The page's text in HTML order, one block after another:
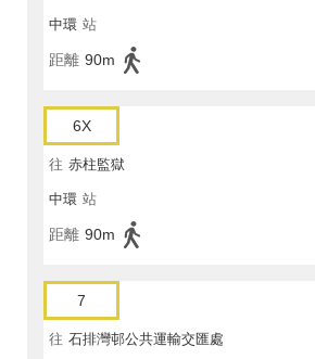
中環 站
距離 90m
6X
往 赤柱監獄
中環 站
距離 90m
7
往 石排灣邨公共運輸交匯處